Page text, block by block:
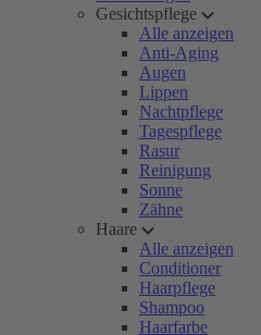
Gesichtspflege
Alle anzeigen
Anti-Aging
Augen
Lippen
Nachtpflege
Tagespflege
Rasur
Reinigung
Sonne
Zähne
Haare
Alle anzeigen
Conditioner
Haarpflege
Shampoo
Haarfarbe